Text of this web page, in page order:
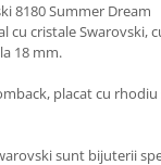
8180 Summer Dream
cu cristale Swarovski,
18 mm.
placat cu rhodiu
sunt bijuterii